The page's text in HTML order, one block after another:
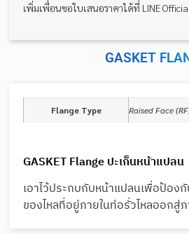
เพิ่มเพื่อนขอใบเสนอราคาได้ที่ LINE
GASKET
Flange Type Raised Face
GASKET Flange ปะเก็นหน้าแปลน
เอาไว้ประกบกับหน้าแปลนเพื่อป้อง
ของไหลที่อยู่ภายในท่อรั่วไหลออกสู่